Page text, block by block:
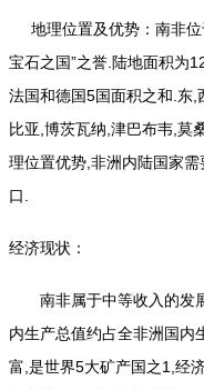
地理位置及优势：南非位
宝石之国”之誉.陆地面积为
法国和德国5国面积之和.东
比亚,博茨瓦纳,津巴布韦,莫
理位置优势,非洲内陆国家
口.
经济现状：
南非属于中等收入的发展
内生产总值约占全非洲国内
富,是世界5大矿产国之1,经